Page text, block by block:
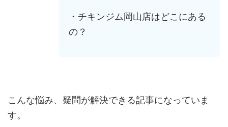
・チキンジム岡山店はどこにある
の？
こんな悩み、疑問が解決できる記事になっていま
す。